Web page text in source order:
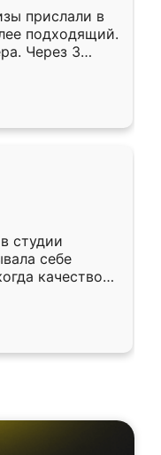
прислали в
подходящий.
Через 3
Остались
студии
себе
качеством
уже почти